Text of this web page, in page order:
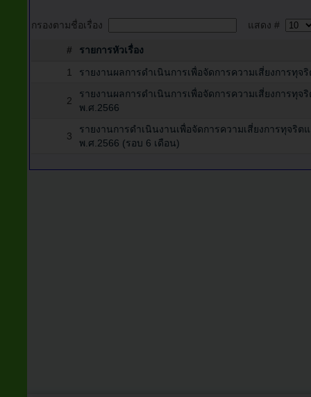
กรองตามชื่อเรื่อง แสดง #
#
รายการหัวเรื่อง
1
รายงานผลการดำเนินการเพื่อจัดการความเสี่ยงการทุจ
2
รายงานผลการดำเนินการเพื่อจัดการความเสี่ยงการทุ
พ.ศ.2566
3
รายงานการดำเนินงานเพื่อจัดการความเสี่ยงการทุจริ
พ.ศ.2566 (รอบ 6 เดือน)